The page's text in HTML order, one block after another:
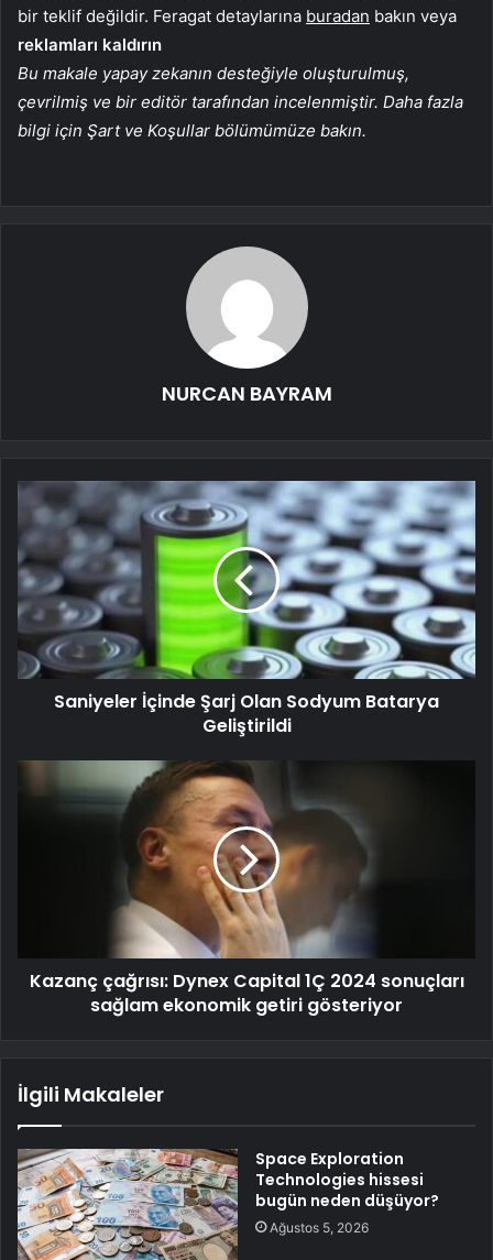
bir teklif değildir. Feragat detaylarına buradan bakın veya
reklamları kaldırın
Bu makale yapay zekanın desteğiyle oluşturulmuş,
çevrilmiş ve bir editör tarafından incelenmiştir. Daha fazla
bilgi için Şart ve Koşullar bölümümüze bakın.
NURCAN BAYRAM
Saniyeler İçinde Şarj Olan Sodyum Batarya
Geliştirildi
Kazanç çağrısı: Dynex Capital 1Ç 2024 sonuçları
sağlam ekonomik getiri gösteriyor
İlgili Makaleler
Space Exploration
Technologies hissesi
bugün neden düşüyor?
Ağustos 5, 2026